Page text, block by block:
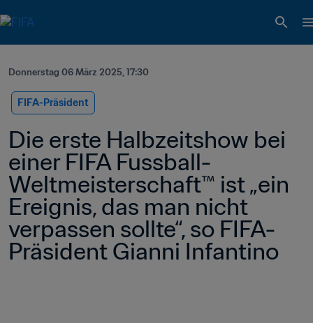
Donnerstag 06 März 2025, 17:30
FIFA-Präsident
Die erste Halbzeitshow bei
einer FIFA Fussball-
Weltmeisterschaft™ ist „ein
Ereignis, das man nicht
verpassen sollte“, so FIFA-
Präsident Gianni Infantino